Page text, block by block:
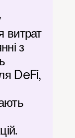
витрат
з
DeFi,